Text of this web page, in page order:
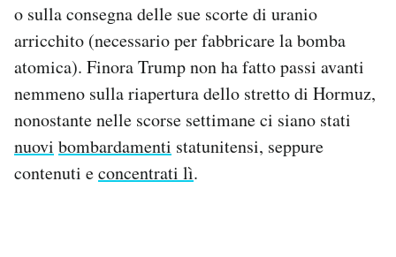
o sulla consegna delle sue scorte di uranio
arricchito (necessario per fabbricare la bomba
atomica). Finora Trump non ha fatto passi avanti
nemmeno sulla riapertura dello stretto di Hormuz,
nonostante nelle scorse settimane ci siano stati
nuovi bombardamenti statunitensi, seppure
contenuti econcentrati lì.